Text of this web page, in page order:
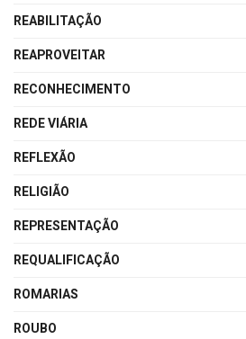
REABILITAÇÃO
REAPROVEITAR
RECONHECIMENTO
REDE VIÁRIA
REFLEXÃO
RELIGIÃO
REPRESENTAÇÃO
REQUALIFICAÇÃO
ROMARIAS
ROUBO